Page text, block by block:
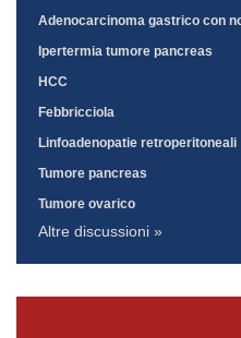
Adenocarcinoma gastrico con
Ipertermia tumore pancreas
HCC
Febbricciola
Linfoadenopatie retroperitoneali
Tumore pancreas
Tumore ovarico
Altre discussioni »